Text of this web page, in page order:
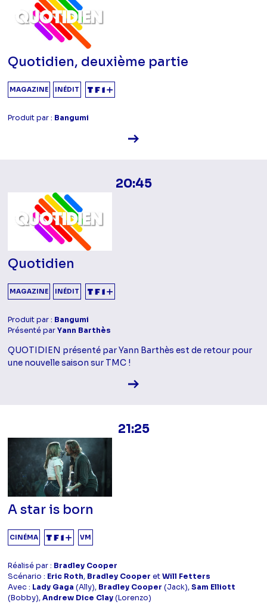
Quotidien, deuxième partie
MAGAZINE INÉDIT
Produit par : Bangumi
Voir la fiche diffusion
20:45
Quotidien
MAGAZINE INÉDIT
Produit par : Bangumi
Présenté parYann Barthès
QUOTIDIEN présenté par Yann Barthès est de retour pour
une nouvelle saison sur TMC !
Voir la fiche diffusion
21:25
A star is born
CINÉMA VM
Réalisé par : Bradley Cooper
Scénario : Eric Roth, Bradley Cooper etWill Fetters
Avec : Lady Gaga (Ally), Bradley Cooper (Jack),Sam Elliott
(Bobby),Andrew Dice Clay(Lorenzo)